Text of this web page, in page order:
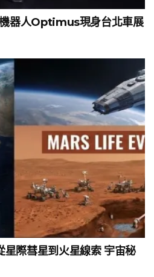
器人Optimus現身台北車展
際彗星到火星線索 宇宙秘